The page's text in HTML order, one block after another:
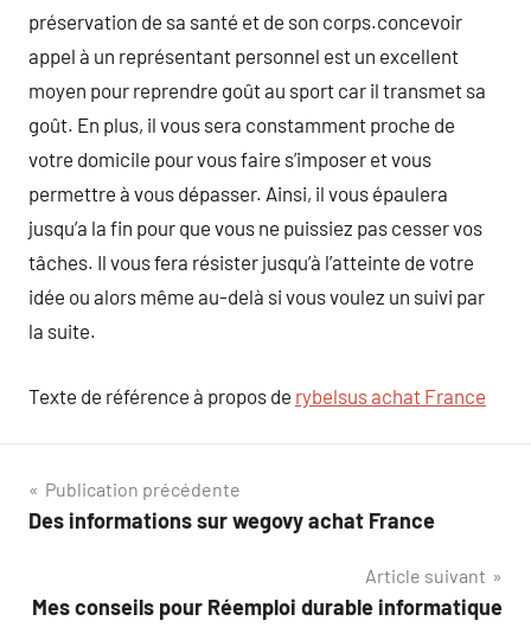
préservation de sa santé et de son corps.concevoir
appel à un représentant personnel est un excellent
moyen pour reprendre goût au sport car il transmet sa
goût. En plus, il vous sera constamment proche de
votre domicile pour vous faire s’imposer et vous
permettre à vous dépasser. Ainsi, il vous épaulera
jusqu’a la fin pour que vous ne puissiez pas cesser vos
tâches. Il vous fera résister jusqu’à l’atteinte de votre
idée ou alors même au-delà si vous voulez un suivi par
la suite.
Texte de référence à propos de rybelsus achat France
Navigation
de
Publication précédente
Des informations sur wegovy achat France
Article suivant
Mes conseils pour Réemploi durable informatique